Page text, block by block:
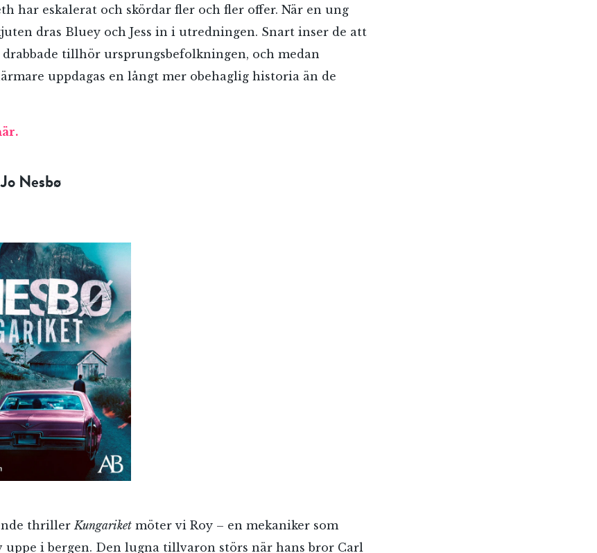
har eskalerat och skördar fler och fler offer. När en ung
dras Bluey och Jess in i utredningen. Snart inser de att
tillhör ursprungsbefolkningen, och medan
uppdagas en långt mer obehaglig historia än de
Nesbø
thrillerKungariket möter vi Roy – en mekaniker som
i bergen. Den lugna tillvaron störs när hans bror Carl